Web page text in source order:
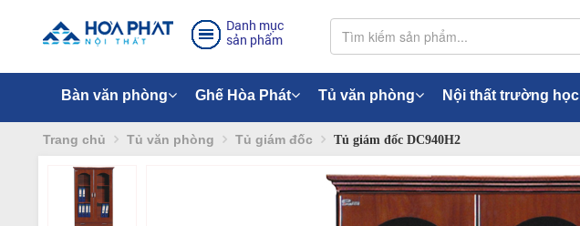
Danh mục
sản phẩm
Bàn văn phòng Ghế Hòa Phát Tủ văn phòng Nội thất trường học
Trang chủ Tủ văn phòng Tủ giám đốc Tủ giám đốc DC940H2